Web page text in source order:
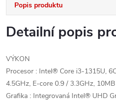
Popis produktu
Detailní popis
VÝKON
Procesor : Intel® Core i3-1315U,
4.5GHz, E-core 0.9 / 3.3GHz, 10MB
Grafika : Integrovaná Intel® UHD